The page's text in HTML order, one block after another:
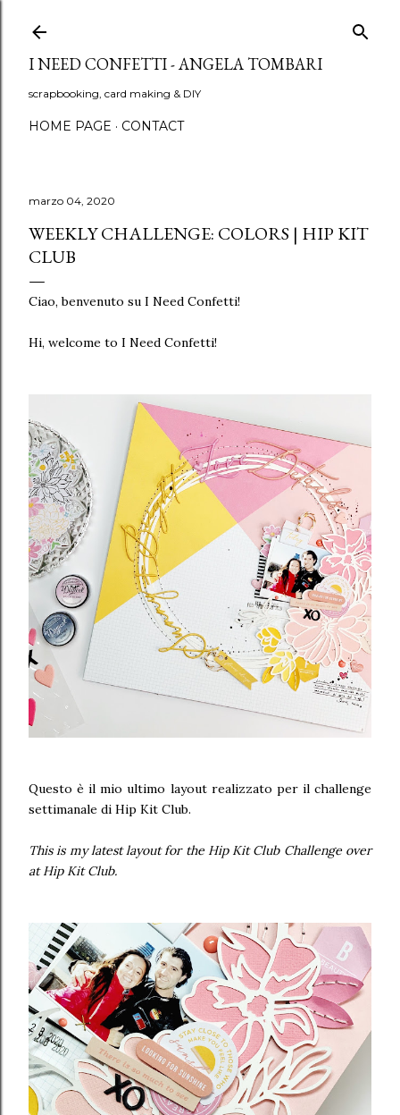
I NEED CONFETTI - ANGELA TOMBARI
scrapbooking, card making & DIY
HOME PAGE CONTACT
marzo 04, 2020
WEEKLY CHALLENGE: COLORS | HIP KIT
CLUB
Ciao, benvenuto su I Need Confetti!
Hi, welcome to I Need Confetti!
Questo è il mio ultimo layout realizzato per il challenge
settimanale di Hip Kit Club.
This is my latest layout for the Hip Kit Club Challenge over
at Hip Kit Club.